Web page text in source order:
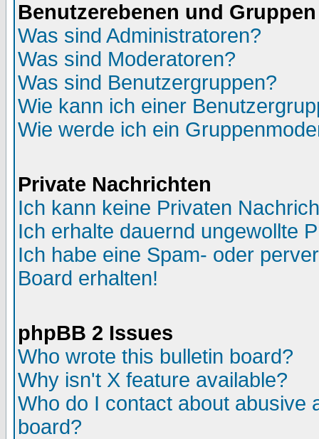
Benutzerebenen und Gruppen
Was sind Administratoren?
Was sind Moderatoren?
Was sind Benutzergruppen?
Wie kann ich einer
Wie werde ich ein
Private Nachrichten
Ich kann keine Privaten
Ich erhalte dauernd ungewollte
Ich habe eine Spam- oder
Board erhalten!
phpBB 2 Issues
Who wrote this bulletin board?
Why isn't X feature available?
Who do I contact about abusive
board?